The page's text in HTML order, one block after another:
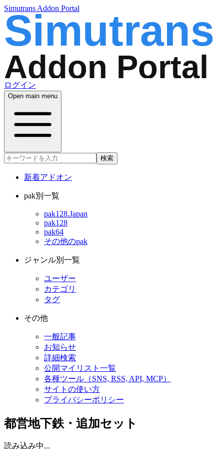
Simutrans Addon Portal
ログイン
Open main menu
検索
新着アドオン
pak別一覧
pak128.Japan
pak128
pak64
その他のpak
ジャンル別一覧
ユーザー
カテゴリ
タグ
その他
一般記事
お知らせ
詳細検索
公開マイリスト一覧
各種ツール（SNS, RSS, API, MCP）
サイトの使い方
プライバシーポリシー
都営地下鉄・追加セット
読み込み中...